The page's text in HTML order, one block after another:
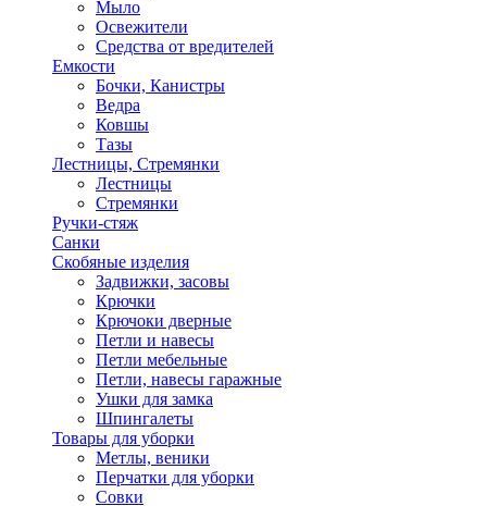
Мыло
Освежители
Средства от вредителей
Емкости
Бочки, Канистры
Ведра
Ковшы
Тазы
Лестницы, Стремянки
Лестницы
Стремянки
Ручки-стяж
Санки
Скобяные изделия
Задвижки, засовы
Крючки
Крючоки дверные
Петли и навесы
Петли мебельные
Петли, навесы гаражные
Ушки для замка
Шпингалеты
Товары для уборки
Метлы, веники
Перчатки для уборки
Совки